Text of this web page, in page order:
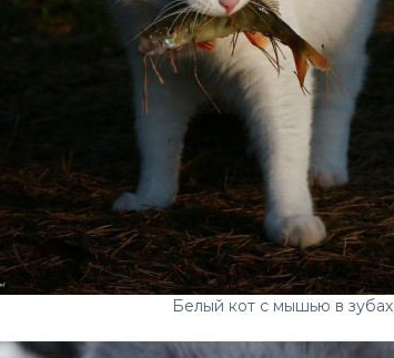
Белый кот с мышью в зубах